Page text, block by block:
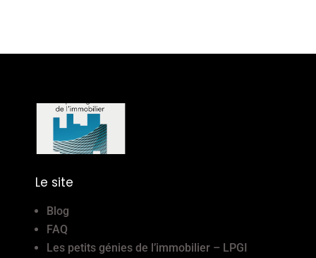
Le site
Blog
FAQ
Les petits génies de l’immobilier – LPGI